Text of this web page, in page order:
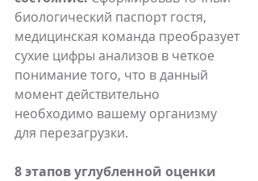
биологический паспорт гостя,
медицинская команда преобразует
сухие цифры анализов в четкое
понимание того, что в данный
момент действительно
необходимо вашему организму
для перезагрузки.
8 этапов углубленной оценки